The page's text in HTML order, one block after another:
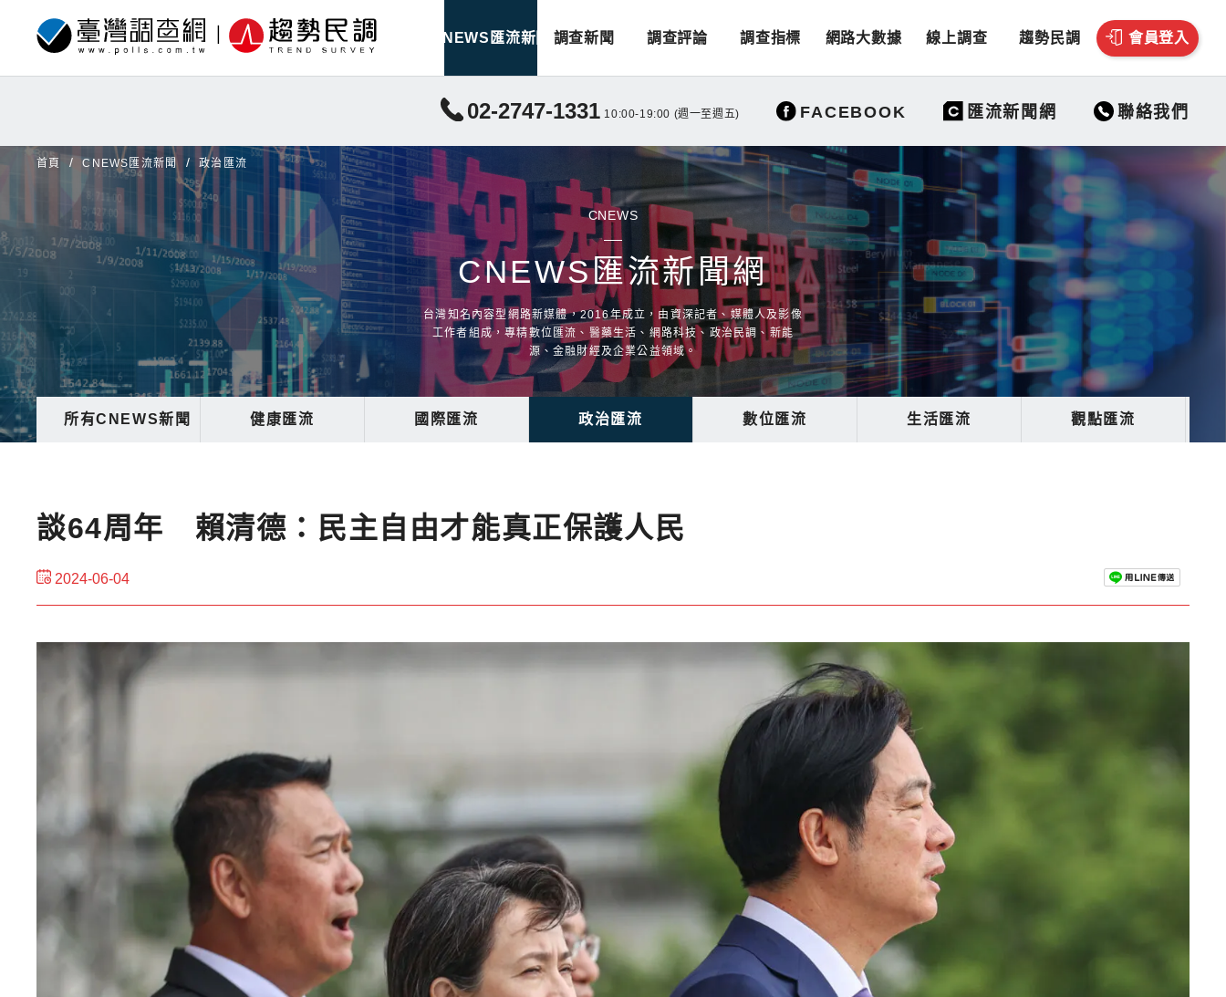
CNEWS匯流新聞 調查新聞 調查評論 調查指標 網路大數據 線上調查 趨勢民調 會員登入
02-2747-1331 10:00-19:00 (週一至週五) FACEBOOK 匯流新聞網 聯絡我們
首頁 CNEWS匯流新聞 政治匯流
CNEWS
CNEWS匯流新聞網
台灣知名內容型網路新媒體，2016年成立，由資深記者、媒體人及影像
工作者組成，專精數位匯流、醫藥生活、網路科技、政治民調、新能
源、金融財經及企業公益領域。
所有CNEWS新聞 健康匯流 國際匯流 政治匯流 數位匯流 生活匯流 觀點匯流
談64周年 賴清德：民主自由才能真正保護人民
2024-06-04